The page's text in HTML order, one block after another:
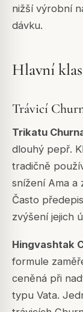
nižší výrobní
dávku.
Hlavní
Trávicí
Trikatu
dlouhý pepř.
tradičně
snížení Ama a
Často
zvýšení jejich
Hingvashtak
formule
ceněná při
typu Vata.